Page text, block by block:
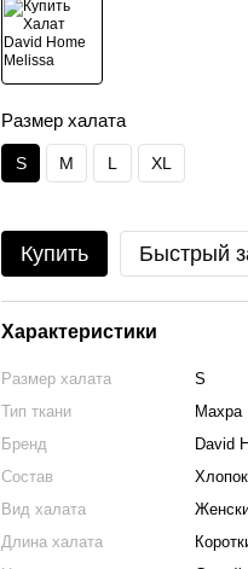
Размер халата
S M L XL
Купить Быстрый
Характеристики
Размер халата
S
Тип ткани
Махра
Бренд
David
Состав
Вид халата
Длина халата